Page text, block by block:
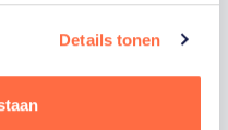
Details tonen